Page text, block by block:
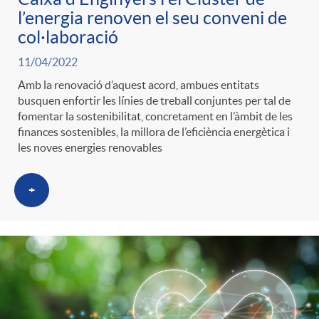
l’energia renoven el seu conveni de
col·laboració
11/04/2022
Amb la renovació d’aquest acord, ambues entitats
busquen enfortir les línies de treball conjuntes per tal de
fomentar la sostenibilitat, concretament en l’àmbit de les
finances sostenibles, la millora de l’eficiència energètica i
les noves energies renovables
+